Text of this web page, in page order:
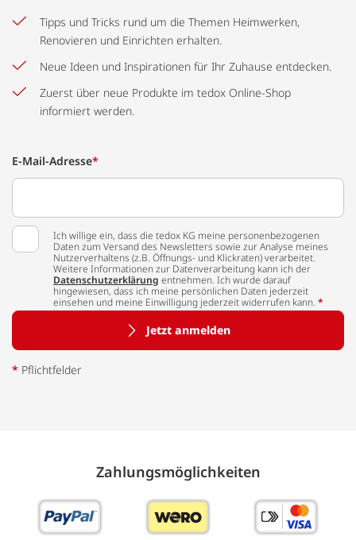
Tipps und Tricks rund um die Themen Heimwerken,
Renovieren und Einrichten erhalten.
Neue Ideen und Inspirationen für Ihr Zuhause entdecken.
Zuerst über neue Produkte im tedox Online-Shop
informiert werden.
E-Mail-Adresse*
Ich willige ein, dass die tedox KG meine personenbezogenen
Daten zum Versand des Newsletters sowie zur Analyse meines
Nutzerverhaltens (z.B. Öffnungs- und Klickraten) verarbeitet.
Weitere Informationen zur Datenverarbeitung kann ich der
Datenschutzerklärung entnehmen. Ich wurde darauf
hingewiesen, dass ich meine persönlichen Daten jederzeit
einsehen und meine Einwilligung jederzeit widerrufen kann. *
Jetzt anmelden
* Pflichtfelder
Zahlungs­möglich­keiten